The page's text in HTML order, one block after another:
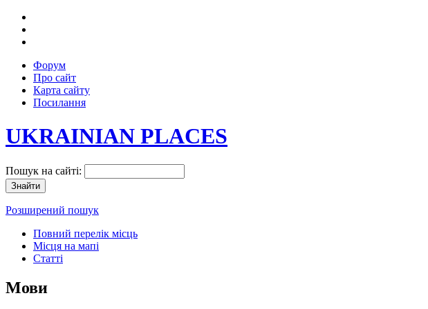
Форум
Про сайт
Карта сайту
Посилання
UKRAINIAN PLACES
Пошук на сайті:
Розширений пошук
Повний перелік місць
Місця на мапі
Статті
Мови